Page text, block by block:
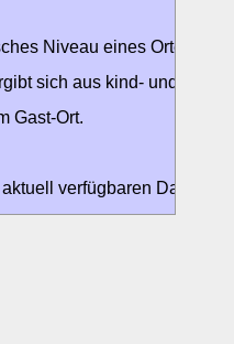
Niveau eines Ortes
sich aus kind- und
Gast-Ort.
verfügbaren Daten